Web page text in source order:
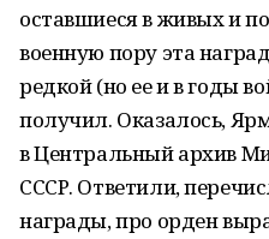
оставшиеся в живых и
военную пору эта
редкой (но ее и в годы
получил. Оказалось,
в Центральный архив
СССР. Ответили,
награды, про орден